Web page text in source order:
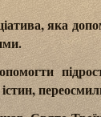
яка